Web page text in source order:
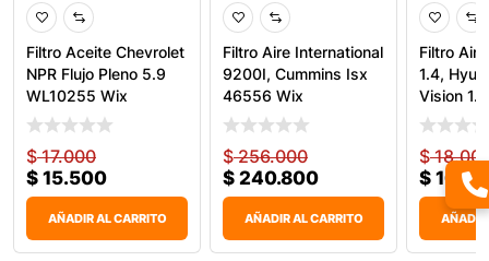
Filtro Aceite Chevrolet
NPR Flujo Pleno 5.9
WL10255 Wix
$17.000
$ 15.500
AÑADIR AL CARRITO
Filtro Aire International
9200I, Cummins Isx
46556 Wix
$256.000
$ 240.800
AÑADIR AL CARRITO
Filtro
1.4,
Vision 1.6
$
$
AÑADIR